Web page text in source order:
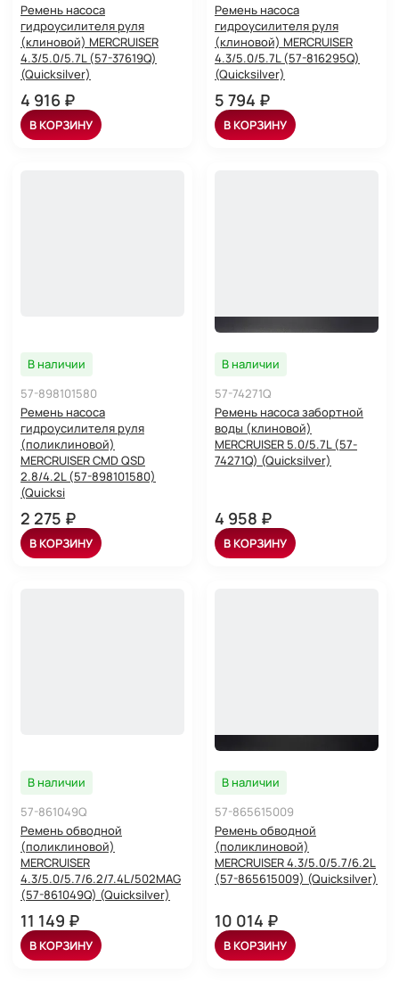
Ремень насоса
гидроусилителя руля
(клиновой) MERCRUISER
4.3/5.0/5.7L (57-37619Q)
(Quicksilver)
4 916 ₽
В КОРЗИНУ
Ремень насоса
гидроусилителя руля
(клиновой) MERCRUISER
4.3/5.0/5.7L (57-816295Q)
(Quicksilver)
5 794 ₽
В КОРЗИНУ
В наличии
57-898101580
Ремень насоса
гидроусилителя руля
(поликлиновой)
MERCRUISER CMD QSD
2.8/4.2L (57-898101580)
(Quicksi
2 275 ₽
В КОРЗИНУ
В наличии
57-74271Q
Ремень насоса забортной
воды (клиновой)
MERCRUISER 5.0/5.7L (57-
74271Q) (Quicksilver)
4 958 ₽
В КОРЗИНУ
В наличии
57-861049Q
Ремень обводной
(поликлиновой)
MERCRUISER
4.3/5.0/5.7/6.2/7.4L/502MAG
(57-861049Q) (Quicksilver)
11 149 ₽
В КОРЗИНУ
В наличии
57-865615009
Ремень обводной
(поликлиновой)
MERCRUISER 4.3/5.0/5.7/6.2L
(57-865615009) (Quicksilver)
10 014 ₽
В КОРЗИНУ